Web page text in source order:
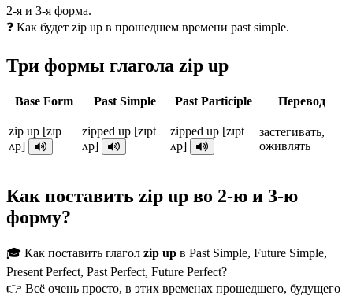
2-я и 3-я форма.
❓ Как будет zip up в прошедшем времени past simple.
Три формы глагола zip up
Base Form Past Simple Past Participle Перевод
zip up [zɪp
ʌp]
zipped up [zɪpt
ʌp]
zipped up [zɪpt
ʌp]
застегивать,
оживлять
Как поставить zip up во 2-ю и 3-ю
форму?
🎓 Как поставить глагол zip up в Past Simple, Future Simple,
Present Perfect, Past Perfect, Future Perfect?
👉 Всё очень просто, в этих временах прошедшего, будущего